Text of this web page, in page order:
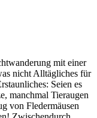
mit einer
nicht Alltägliches für
Seien es
manchmal Tieraugen
von Fledermäusen